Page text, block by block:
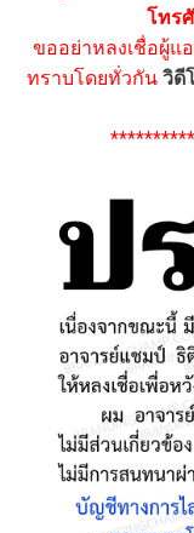
โทร
ขออย่าหลงเชื่อผู้แ
ทราบโดยทั่วกัน วิดี